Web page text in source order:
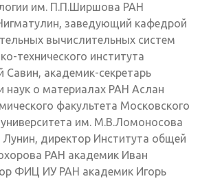
им. П.П.Ширшова РАН
заведующий кафедрой
вычислительных систем
технического института
Савин, академик-секретарь
наук о материалах РАН Аслан
факультета Московского
университета им. М.В.Ломоносова
директор Института общей
РАН академик Иван
ФИЦ ИУ РАН академик Игорь